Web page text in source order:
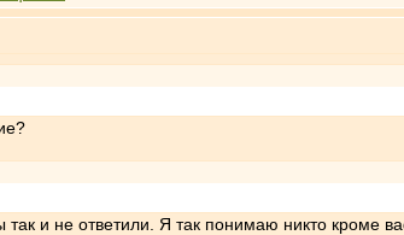
и не ответили. Я так понимаю никто кроме